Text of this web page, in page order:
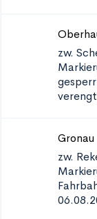
zw.
Gronau
zw.